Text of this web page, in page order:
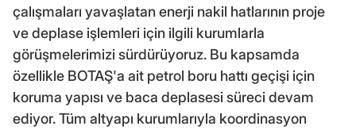
çalışmaları yavaşlatan enerji nakil hatlarının proje
ve deplase işlemleri için ilgili kurumlarla
görüşmelerimizi sürdürüyoruz. Bu kapsamda
özellikle BOTAŞ'a ait petrol boru hattı geçişi için
koruma yapısı ve baca deplasesi süreci devam
ediyor. Tüm altyapı kurumlarıyla koordinasyon